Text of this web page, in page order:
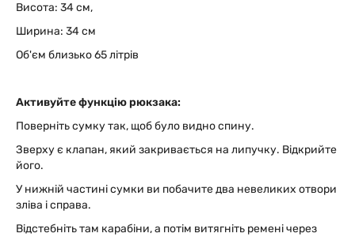
Висота: 34 см,
Ширина: 34 см
Об'єм близько 65 літрів
Активуйте функцію рюкзака:
Поверніть сумку так, щоб було видно спину.
Зверху є клапан, який закривається на липучку. Відкрийте
його.
У нижній частині сумки ви побачите два невеликих отвори
зліва і справа.
Відстебніть там карабіни, а потім витягніть ремені через